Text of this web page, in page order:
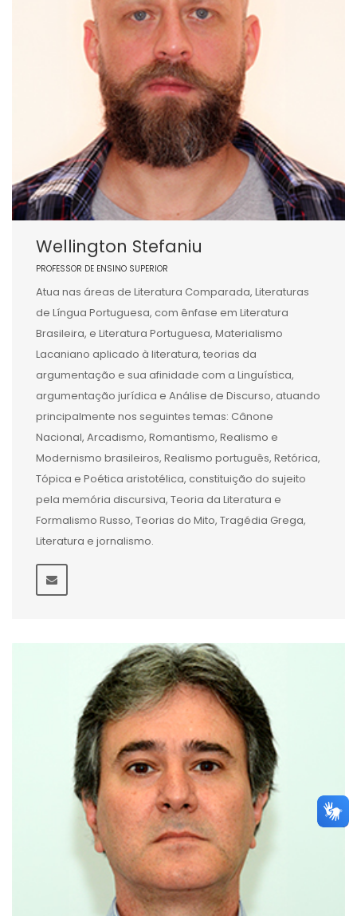
Wellington Stefaniu
PROFESSOR DE ENSINO SUPERIOR
Atua nas áreas de Literatura Comparada, Literaturas
de Língua Portuguesa, com ênfase em Literatura
Brasileira, e Literatura Portuguesa, Materialismo
Lacaniano aplicado à literatura, teorias da
argumentação e sua afinidade com a Linguística,
argumentação jurídica e Análise de Discurso, atuando
principalmente nos seguintes temas: Cânone
Nacional, Arcadismo, Romantismo, Realismo e
Modernismo brasileiros, Realismo português, Retórica,
Tópica e Poética aristotélica, constituição do sujeito
pela memória discursiva, Teoria da Literatura e
Formalismo Russo, Teorias do Mito, Tragédia Grega,
Literatura e jornalismo.